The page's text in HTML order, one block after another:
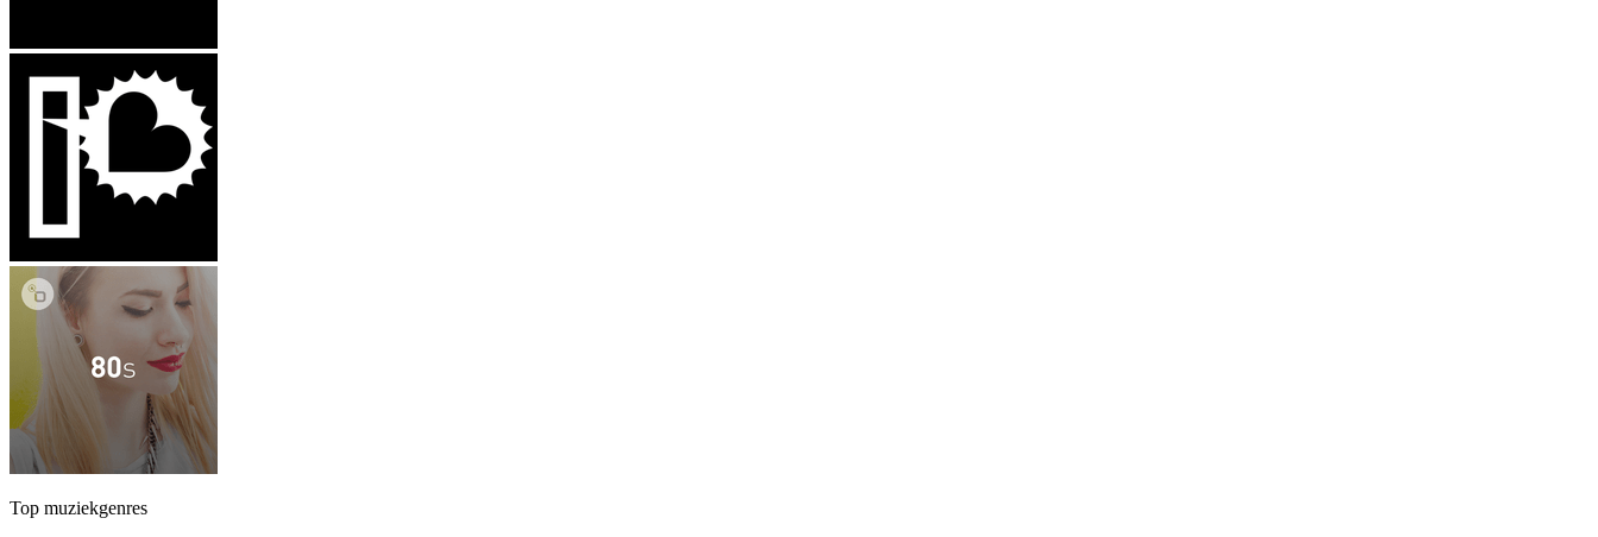
Top muziekgenres